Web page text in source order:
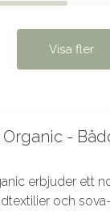
Visa fler
-
erbjuder ett
och